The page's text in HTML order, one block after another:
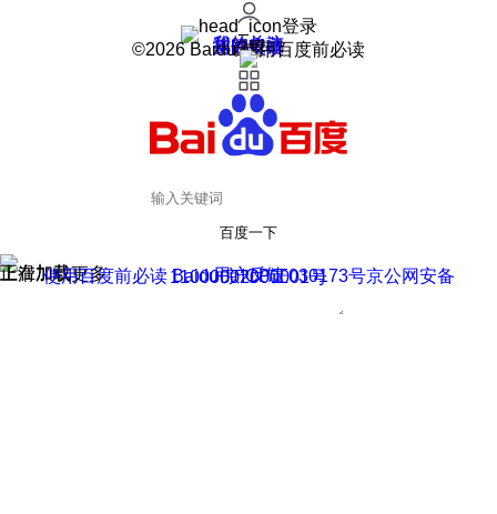
登录
我的关注
我的收藏
皮肤中心
用户反馈
设置
©2026 Baidu 使用百度前必读
百度一下
正在加载
上滑加载更多 用户反馈
使用百度前必读 Baidu 京ICP证030173号
京公网安备11000002000001号